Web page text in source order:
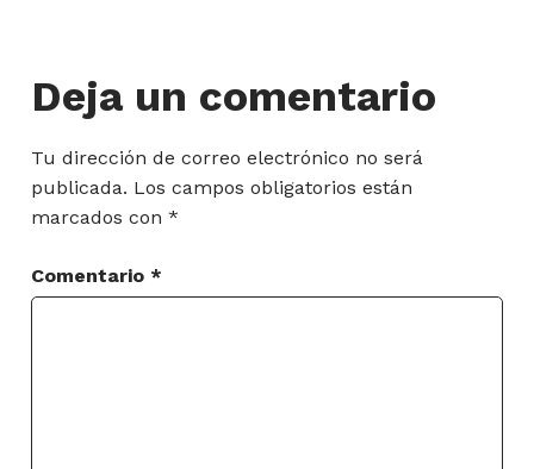
Deja un comentario
Tu dirección de correo electrónico no será
publicada. Los campos obligatorios están
marcados con *
Comentario *